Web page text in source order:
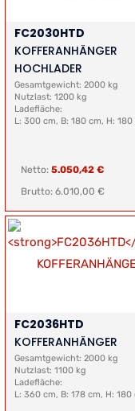
FC2030HTD
KOFFERANHÄNGER
HOCHLADER
Gesamtgewicht: 2000 kg
Nutzlast: 1200 kg
Ladefläche:
L: 300 cm, B: 180 cm, H: 180
Netto: 5.050,42 €
Brutto: 6.010,00 €
FC2036HTD
KOFFERANHÄNGER
Gesamtgewicht: 2000 kg
Nutzlast: 1100 kg
Ladefläche:
L: 360 cm, B: 178 cm, H: 180